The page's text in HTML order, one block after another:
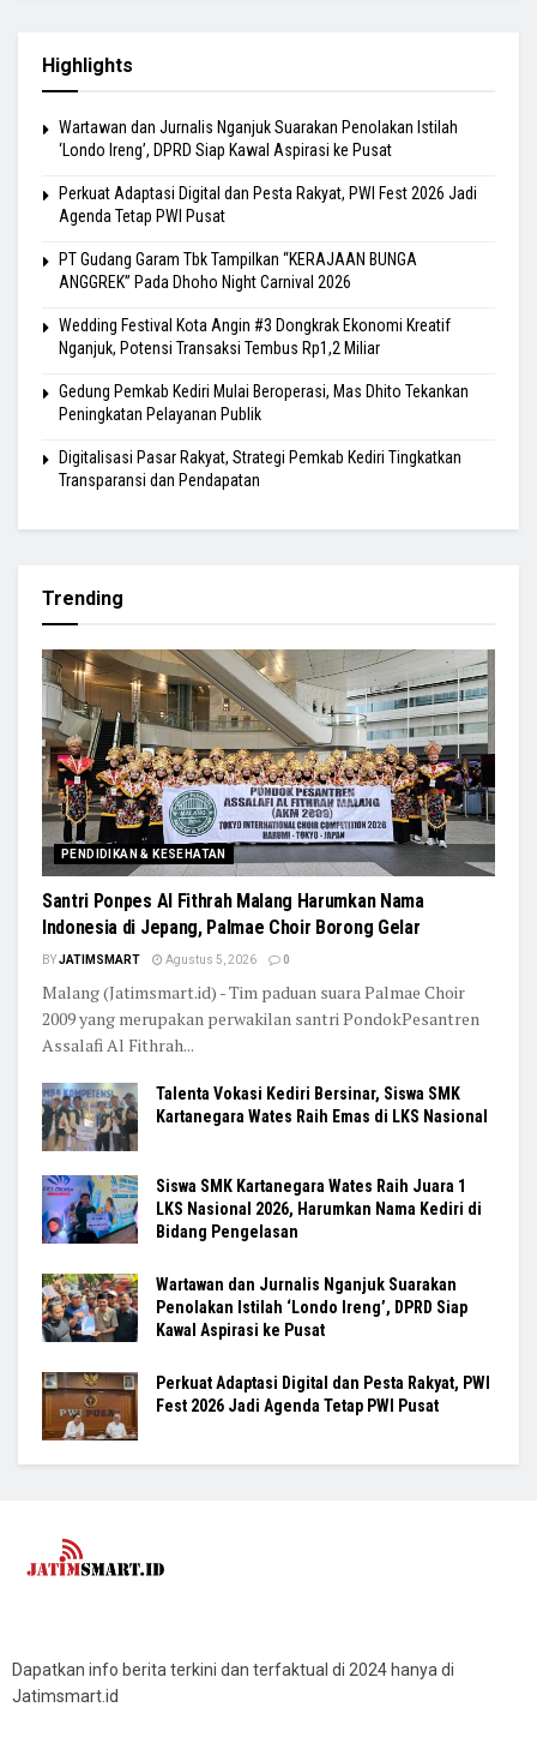
Highlights
Wartawan dan Jurnalis Nganjuk Suarakan Penolakan Istilah
‘Londo Ireng’, DPRD Siap Kawal Aspirasi ke Pusat
Perkuat Adaptasi Digital dan Pesta Rakyat, PWI Fest 2026 Jadi
Agenda Tetap PWI Pusat
PT Gudang Garam Tbk Tampilkan “KERAJAAN BUNGA
ANGGREK” Pada Dhoho Night Carnival 2026
Wedding Festival Kota Angin #3 Dongkrak Ekonomi Kreatif
Nganjuk, Potensi Transaksi Tembus Rp1,2 Miliar
Gedung Pemkab Kediri Mulai Beroperasi, Mas Dhito Tekankan
Peningkatan Pelayanan Publik
Digitalisasi Pasar Rakyat, Strategi Pemkab Kediri Tingkatkan
Transparansi dan Pendapatan
Trending
PENDIDIKAN & KESEHATAN
Santri Ponpes Al Fithrah Malang Harumkan Nama
Indonesia di Jepang, Palmae Choir Borong Gelar
BYJATIMSMART Agustus 5, 2026 0
Malang (Jatimsmart.id) - Tim paduan suara Palmae Choir
2009 yang merupakan perwakilan santri PondokPesantren
Assalafi Al Fithrah...
Talenta Vokasi Kediri Bersinar, Siswa SMK
Kartanegara Wates Raih Emas di LKS Nasional
Siswa SMK Kartanegara Wates Raih Juara 1
LKS Nasional 2026, Harumkan Nama Kediri di
Bidang Pengelasan
Wartawan dan Jurnalis Nganjuk Suarakan
Penolakan Istilah ‘Londo Ireng’, DPRD Siap
Kawal Aspirasi ke Pusat
Perkuat Adaptasi Digital dan Pesta Rakyat, PWI
Fest 2026 Jadi Agenda Tetap PWI Pusat
Dapatkan info berita terkini dan terfaktual di 2024 hanya di
Jatimsmart.id